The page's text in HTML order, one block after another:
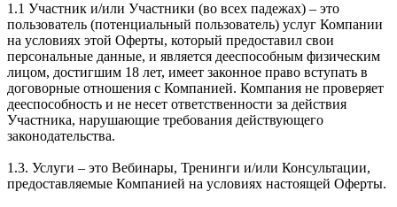
1.1 Участник и/или Участники (во всех падежах) – это
пользователь (потенциальный пользователь) услуг Компании
на условиях этой Оферты, который предоставил свои
персональные данные, и является дееспособным физическим
лицом, достигшим 18 лет, имеет законное право вступать в
договорные отношения с Компанией. Компания не проверяет
дееспособность и не несет ответственности за действия
Участника, нарушающие требования действующего
законодательства.
1.3. Услуги – это Вебинары, Тренинги и/или Консультации,
предоставляемые Компанией на условиях настоящей Оферты.